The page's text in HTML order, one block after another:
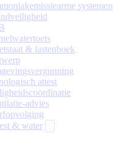
systemen
& lastenboek
attest
advies
& water